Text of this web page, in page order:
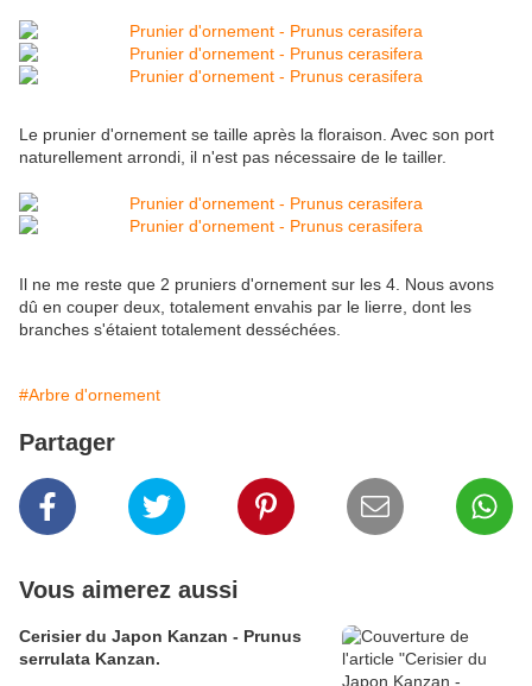
Le prunier d'ornement se taille après la floraison. Avec son port
naturellement arrondi, il n'est pas nécessaire de le tailler.
Il ne me reste que 2 pruniers d'ornement sur les 4. Nous avons
dû en couper deux, totalement envahis par le lierre, dont les
branches s'étaient totalement desséchées.
#Arbre d'ornement
Partager
Vous aimerez aussi
Cerisier du Japon Kanzan - Prunus
serrulata Kanzan.